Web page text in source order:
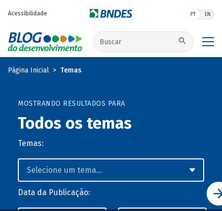
Acessibilidade PT EN
Buscar no site
Página Inicial Temas
MOSTRANDO RESULTADOS PARA
Todos os temas
Temas:
Data da Publicação: